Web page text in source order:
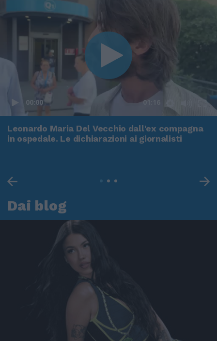
00:00 01:16
Leonardo Maria Del Vecchio dall'ex compagna
in ospedale. Le dichiarazioni ai giornalisti
Dai blog